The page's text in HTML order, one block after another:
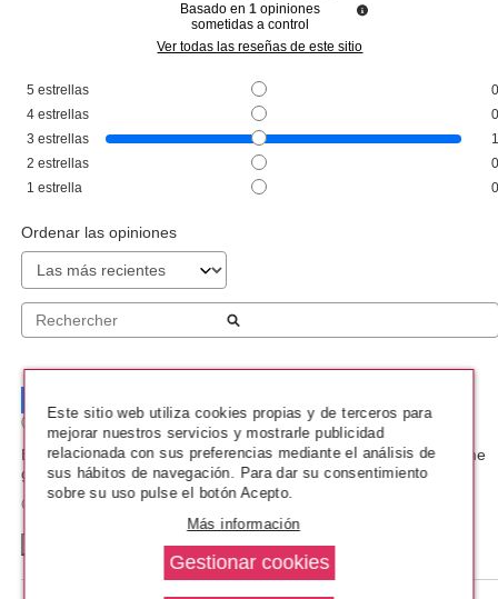
MAYBELLINE
MAYBELLINE TENUE & STRONG
ESMALTE DE UÑAS 75 IVOIRE
ROSE 10 ML
desde
MAYBELLINE
MAYBELLINE DR RESCUE PEEL
OFF BASE COAT 7ML
Basado en 1 opiniones
sometidas a control
Ver todas las reseñas de este sitio
5 estrellas
4 estrellas
3 estrellas
2 estrellas
1 estrella
Ordenar las opiniones
Opinión verificada
En cuanto a calidad está muy bien. Me duró 5 días intacto. No me
gustó el color, muy diferente a la foto.
Opinión del 6/3/2024 , tras una experiencia del
Este sitio web utiliza cookies propias y de terceros para
mejorar nuestros servicios y mostrarle publicidad
relacionada con sus preferencias mediante el análisis de
sus hábitos de navegación. Para dar su consentimiento
sobre su uso pulse el botón Acepto.
Más información